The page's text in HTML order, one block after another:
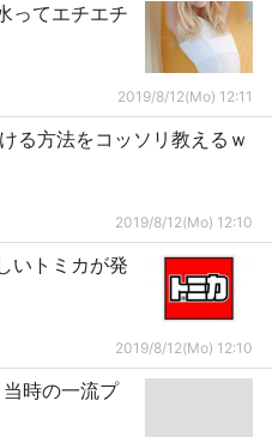
ってエチエチ
2019/8/12(Mo) 12:11
る方法をコッソリ教えるｗ
2019/8/12(Mo) 12:10
いトミカが発
2019/8/12(Mo) 12:10
時の一流プ